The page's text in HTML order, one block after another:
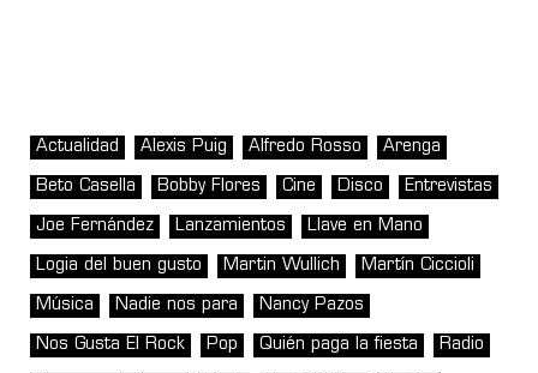
Actualidad Alexis Puig Alfredo Rosso Arenga
Beto Casella Bobby Flores Cine Disco Entrevistas
Joe Fernández Lanzamientos Llave en Mano
Logia del buen gusto Martin Wullich Martín Ciccioli
Música Nadie nos para Nancy Pazos
Nos Gusta El Rock Pop Quién paga la fiesta Radio